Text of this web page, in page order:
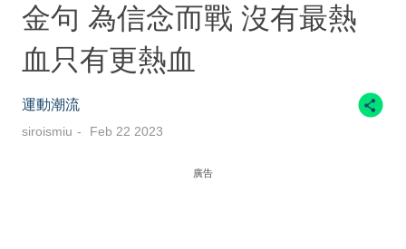
金句 為信念而戰 沒有最熱
血只有更熱血
運動潮流
siroismiu Feb 22 2023
廣告